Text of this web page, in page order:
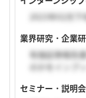
2023年02月下
業界研究・企業
有価証券報告
のかをインプ
セミナー・説明